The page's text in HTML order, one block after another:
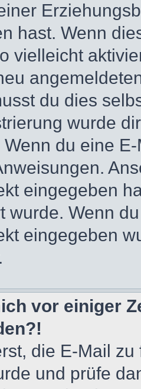
hast. Wenn
vielleicht
du dies
wurde
du eine
eingegeben
wurde. Wenn
eingegeben
vor einiger
die E-Mail
und prüfe